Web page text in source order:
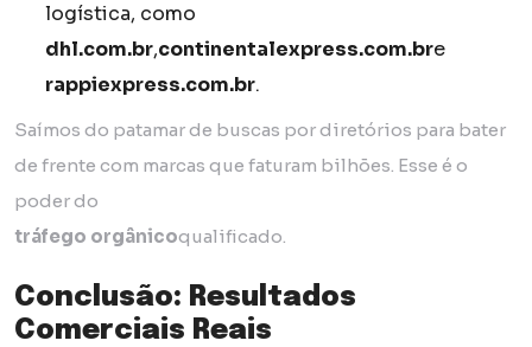
logística, como
dhl.com.br,continentalexpress.com.bre
rappiexpress.com.br.
Saímos do patamar de buscas por diretórios para bater
de frente com marcas que faturam bilhões. Esse é o
poder do
tráfego orgânicoqualificado.
Conclusão: Resultados
Comerciais Reais